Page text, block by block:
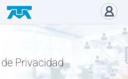
Gamers
de Telmex
Privacidad